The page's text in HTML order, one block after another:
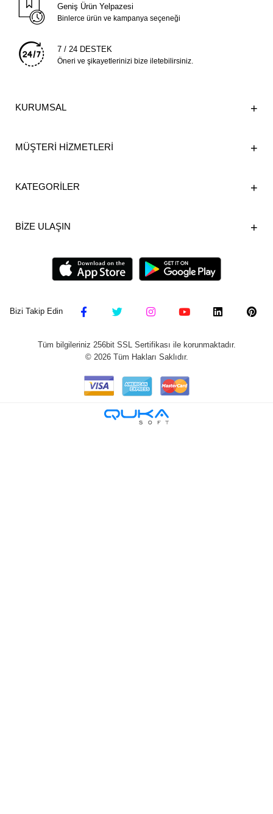
Geniş Ürün Yelpazesi
Binlerce ürün ve kampanya seçeneği
7 / 24 DESTEK
Öneri ve şikayetlerinizi bize iletebilirsiniz.
KURUMSAL
MÜŞTERİ HİZMETLERİ
KATEGORİLER
BİZE ULAŞIN
Bizi Takip Edin
Tüm bilgileriniz 256bit SSL Sertifikası ile korunmaktadır.
© 2026Tüm Hakları Saklıdır.